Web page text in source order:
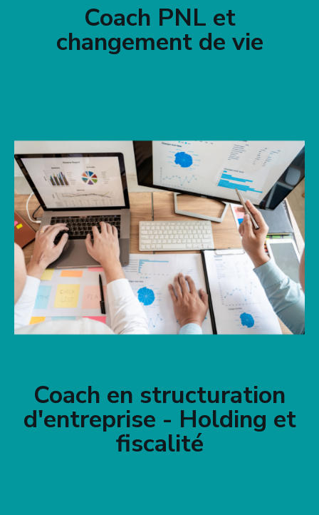
Coach PNL et
changement de vie
Coach en structuration
d'entreprise - Holding et
fiscalité